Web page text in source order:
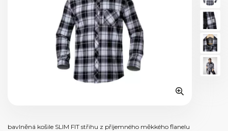
bavlněná košile SLIM FIT střihu z příjemného měkkého flanelu